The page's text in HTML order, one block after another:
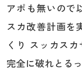
アポも無いので
スカ改善計画を
くり スッカス
完全に破れとる